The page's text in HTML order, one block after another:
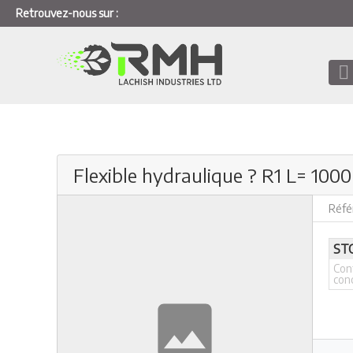
Retrouvez-nous sur :
Flexible hydraulique ? R1 L=